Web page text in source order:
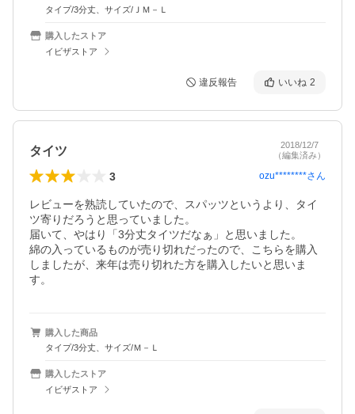
タイプ/3分丈、サイズ/ＪＭ－Ｌ
購入したストア
イビザストア
違反報告 いいね 2
タイツ
2018/12/7
（編集済み）
3 ozu********さん
レビューを熟読していたので、スパッツというより、タイ
ツ寄りだろうと思っていました。
届いて、やはり「3分丈タイツだなぁ」と思いました。
綿の入っているものが売り切れだったので、こちらを購入
しましたが、来年は売り切れた方を購入したいと思いま
す。
購入した商品
タイプ/3分丈、サイズ/Ｍ－Ｌ
購入したストア
イビザストア